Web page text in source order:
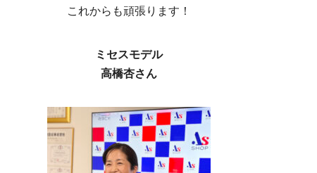
これからも頑張ります！
ミセスモデル
高橋杏さん